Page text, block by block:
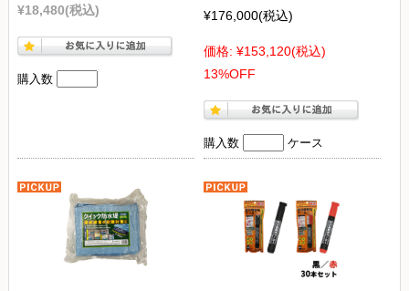
¥18,480(税込)
購入数
¥176,000(税込)
価格: ¥153,120(税込)
13%OFF
購入数 ケース